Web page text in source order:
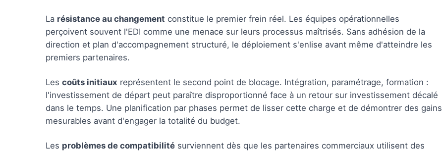
La résistance au changement constitue le premier frein réel. Les équipes opérationnelles
perçoivent souvent l'EDI comme une menace sur leurs processus maîtrisés. Sans adhésion de la
direction et plan d'accompagnement structuré, le déploiement s'enlise avant même d'atteindre les
premiers partenaires.
Les coûts initiaux représentent le second point de blocage. Intégration, paramétrage, formation :
l'investissement de départ peut paraître disproportionné face à un retour sur investissement décalé
dans le temps. Une planification par phases permet de lisser cette charge et de démontrer des gains
mesurables avant d'engager la totalité du budget.
Les problèmes de compatibilité surviennent dès que les partenaires commerciaux utilisent des